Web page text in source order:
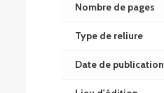
Nombre de pages
Type de reliure
Date de publication